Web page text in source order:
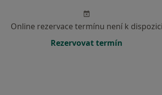
Online rezervace termínu není k dispozici
Rezervovat termín